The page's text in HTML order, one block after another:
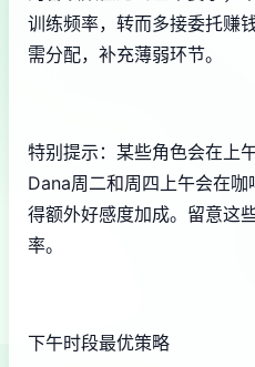
训练频率，转而多接委托赚
需分配，补充薄弱环节。
特别提示：某些角色会在上
Dana周二和周四上午会在
得额外好感度加成。留意这
率。
下午时段最优策略